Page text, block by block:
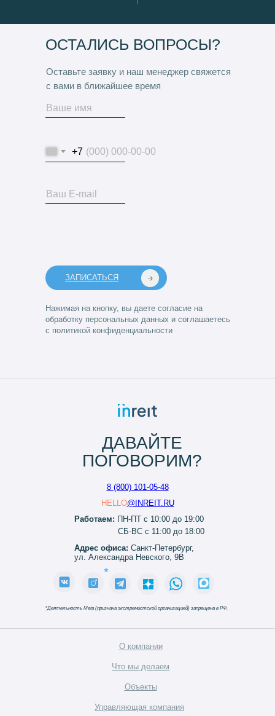
Оставьте заявку и наш менеджер свяжется
с вами в ближайшее время
+7
ЗАПИСАТЬСЯ
ОСТАЛИСЬ ВОПРОСЫ?
Нажимая на кнопку, вы даете согласие на
обработку персональных данных и соглашаетесь
с политикой конфиденциальности
О компании
Объекты
Что мы делаем
Управляющая компания
ДАВАЙТЕ
ПОГОВОРИМ?
8 (800) 101-05-48
HELLO@INREIT.RU
Работаем: ПН-ПТ с 10:00 до 19:00
СБ-ВС с 11:00 до 18:00
Адрес офиса: Санкт-Петербург,
ул. Александра Невского, 9В
*
*Деятельность Meta (признана экстремистской организацией) запрещена в РФ.